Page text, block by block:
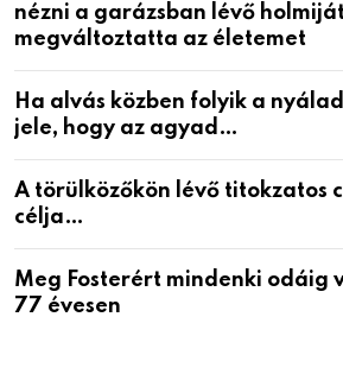
nézni a garázsban lévő
megváltoztatta az életemet
Ha alvás közben folyik a
jele, hogy az agyad…
A törülközőkön lévő titokzatos
célja…
Meg Fosterért mindenki odáig
77 évesen